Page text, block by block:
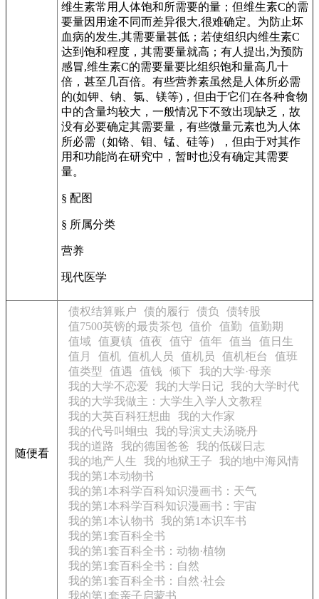
维生素常用人体饱和所需要的量；但维生素C的需
要量因用途不同而差异很大,很难确定。为防止坏
血病的发生,其需要量甚低；若使组织内维生素C
达到饱和程度，其需要量就高；有人提出,为预防
感冒,维生素C的需要量要比组织饱和量高几十
倍，甚至几百倍。有些营养素虽然是人体所必需
的(如钾、钠、氯、镁等)，但由于它们在各种食物
中的含量均较大，一般情况下不致出现缺乏，故
没有必要确定其需要量，有些微量元素也为人体
所必需（如铬、钼、锰、硅等），但由于对其作
用和功能尚在研究中，暂时也没有确定其需要
量。
§ 配图
§ 所属分类
营养
现代医学
随便看
债权结算账户 债的履行 债负
债转股
值7500英镑的最贵茶包 值价 值勤
值勤期
值域
值夏镇 值夜 值守 值年 值当
值日生
值月
值机 值机人员 值机员 值机柜台
值班
值类型
值遇 值钱 倾下 我的大学·母亲
我的大学不恋爱
我的大学日记
我的大学时代
我的大学我做主：大学生入学人文教程
我的大英百科狂想曲
我的大作家
我的代号叫蛔虫
我的导演丈夫汤晓丹
我的道路
我的德国爸爸
我的低碳日志
我的地产人生
我的地狱王子
我的地中海风情
我的第1本动物书
我的第1本科学百科知识漫画书：天气
我的第1本科学百科知识漫画书：宇宙
我的第1本认物书
我的第1本识车书
我的第1套百科全书
我的第1套百科全书：动物·植物
我的第1套百科全书：自然
我的第1套百科全书：自然·社会
我的第1套亲子启蒙书